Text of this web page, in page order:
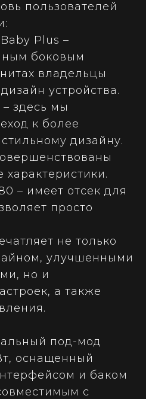
пользователей
Plus –
боковым
владельцы
устройства.
здесь мы
к более
дизайну.
характеристики.
– имеет отсек для
просто
не только
улучшенными
но и
а также
под-мод
оснащенный
и баком
с